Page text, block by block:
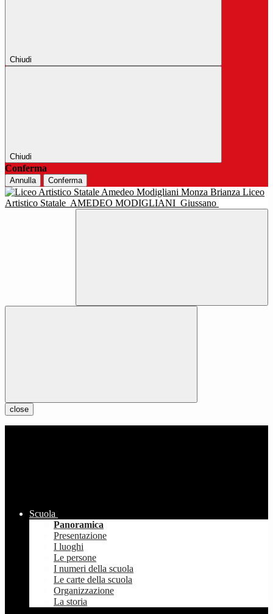
Chiudi
Chiudi
Conferma
Annulla Conferma
Liceo
Artistico Statale AMEDEO MODIGLIANI Giussano
close
Scuola
Panoramica
Presentazione
I luoghi
Le persone
I numeri della scuola
Le carte della scuola
Organizzazione
La storia